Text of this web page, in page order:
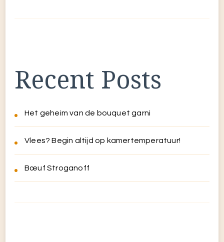
Recent Posts
Het geheim van de bouquet garni
Vlees? Begin altijd op kamertemperatuur!
Bœuf Stroganoff